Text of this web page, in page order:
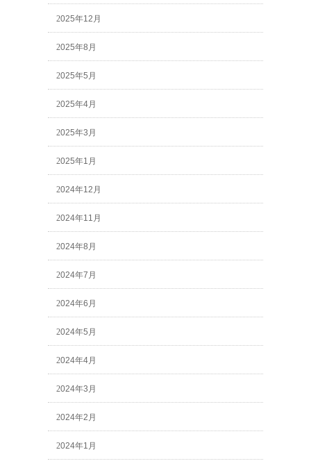
2025年12月
2025年8月
2025年5月
2025年4月
2025年3月
2025年1月
2024年12月
2024年11月
2024年8月
2024年7月
2024年6月
2024年5月
2024年4月
2024年3月
2024年2月
2024年1月